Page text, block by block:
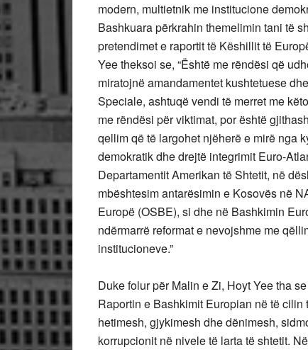
modern, multietnik me institucione
Bashkuara përkrahin themelimin tani të
pretendimet e raportit të Këshillit të
Yee theksoi se, “Është me rëndësi që
miratojnë amandamentet kushtetuese
Speciale, ashtuqë vendi të merret me
me rëndësi për viktimat, por është
qellim që të largohet njëherë e mirë nga
demokratik dhe drejtë integrimit Euro-
Departamentit Amerikan të Shtetit, në
mbështesim antarësimin e Kosovës në
Europë (OSBE), si dhe në Bashkimin
ndërmarrë reformat e nevojshme me
institucioneve.”
Duke folur për Malin e Zi, Hoyt Yee tha
Raportin e Bashkimit Europian në të
hetimesh, gjykimesh dhe dënimesh,
korrupcionit në nivele të larta të shtetit.